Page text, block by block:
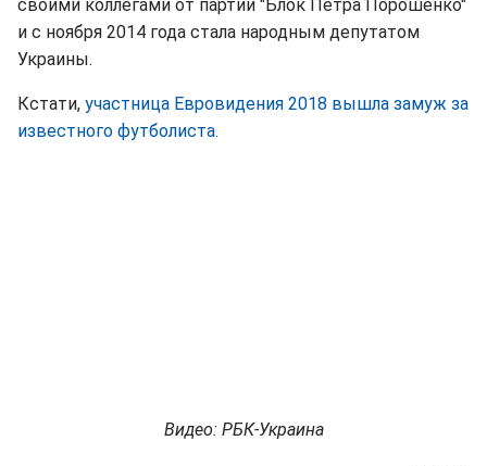
своими коллегами от партии "Блок Петра Порошенко"
и с ноября 2014 года стала народным депутатом
Украины.
Кстати, участница Евровидения 2018 вышла замуж за
известного футболиста.
Видео: РБК-Украина